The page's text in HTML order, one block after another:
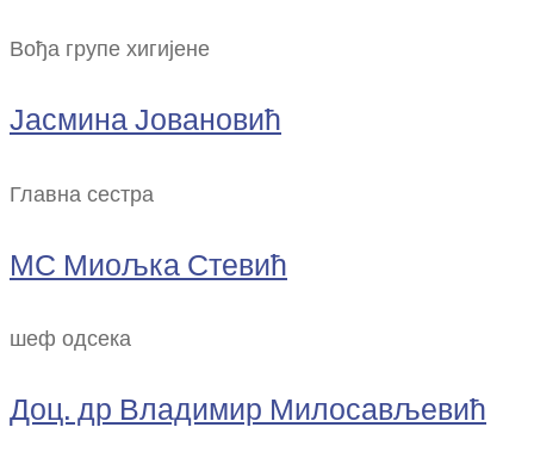
Вођа групе хигијене
Јасмина Јовановић
Главна сестра
МС Миољка Стевић
шеф одсека
Доц. др Владимир Милосављевић